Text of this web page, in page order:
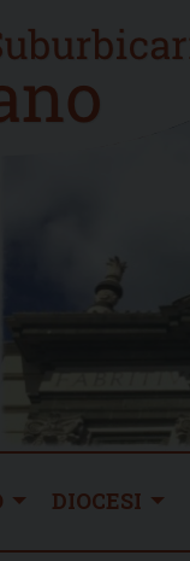
DIOCESI